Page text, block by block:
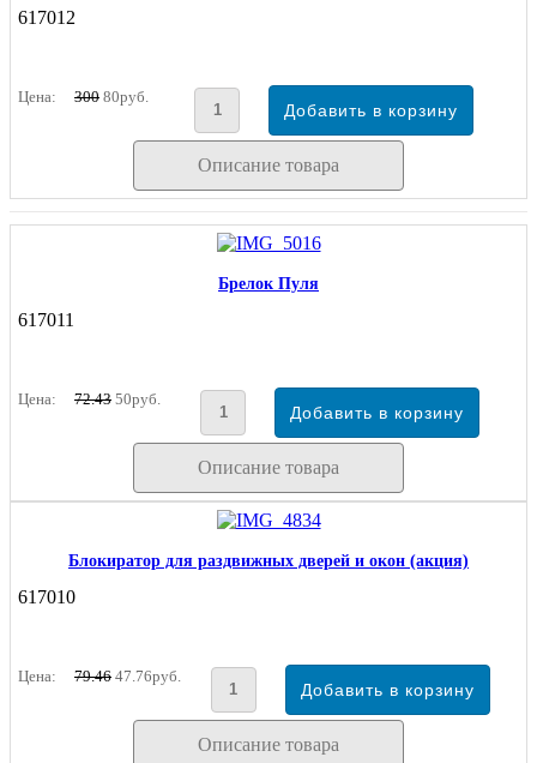
617012
Цена: 300 80руб.
Описание товара
Брелок Пуля
617011
Цена: 72.43 50руб.
Описание товара
Блокиратор для раздвижных дверей и окон (акция)
617010
Цена: 79.46 47.76руб.
Описание товара